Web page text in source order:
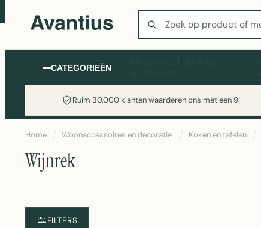
Zoeken
CATEGORIEËN
Ruim 30.000 klanten waarderen ons met een 9!
Home / Woonaccessoires en decoratie / Koken en tafelen /
Wijnrek
FILTERS